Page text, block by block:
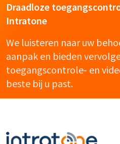
Draadloze
Intratone
We luisteren naar uw
aanpak en bieden
toegangscontrole- en
beste bij u past.